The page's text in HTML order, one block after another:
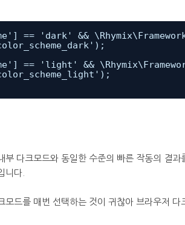
== 'dark' &&
== 'light' &&
다크모드와 동일한 수준의 빠른 작동의 결과
니다.
모드를 매번 선택하는 것이 귀찮아 브라우저